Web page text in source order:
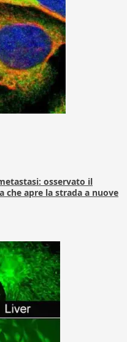
osservato il
che apre la strada a nuove